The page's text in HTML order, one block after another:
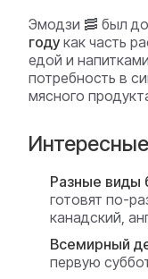
Эмодзи 🥓 был
году как часть
едой и
потребность в
мясного
Разные виды
готовят по-
канадский,
Всемирный
первую